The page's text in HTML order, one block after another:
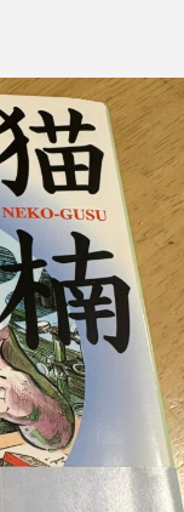
勝を目指す日
目標設定
admin